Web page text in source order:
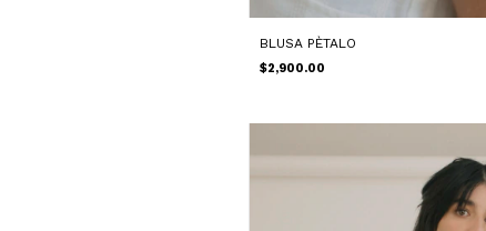
BLUSA PÈTALO
$2,900.00